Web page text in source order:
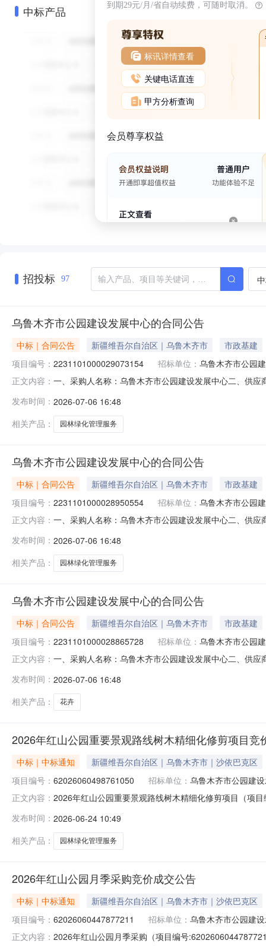
中标产品 到期29元/月/省自动续费，可随时取消。
标讯详情查看
关键电话直连
甲方分析查询
会员尊享权益
招投标 97
乌鲁木齐市公园建设发展中心的合同公告
中标｜合同公告 新疆维吾尔自治区｜乌鲁木齐市
市政基建
项目编号： 2231101000029073154 招标单位： 乌鲁木齐市公园
正文内容： 一、采购人名称：乌鲁木齐市公园建设发展中心二、供
1.009000090000服务要求或标的基本概况：七、其它事
发布时间： 2026-07-06 16:48
相关产品：
园林绿化管理服务
乌鲁木齐市公园建设发展中心的合同公告
中标｜合同公告 新疆维吾尔自治区｜乌鲁木齐市
市政基建
项目编号： 2231101000028950554 招标单位： 乌鲁木齐市公园
正文内容： 一、采购人名称：乌鲁木齐市公园建设发展中心二、供
1.004400044000服务要求或标的基本概况：七、其它事
发布时间： 2026-07-06 16:48
相关产品：
园林绿化管理服务
乌鲁木齐市公园建设发展中心的合同公告
中标｜合同公告 新疆维吾尔自治区｜乌鲁木齐市
市政基建
项目编号： 2231101000028865728 招标单位： 乌鲁木齐市公园
正文内容： 一、采购人名称：乌鲁木齐市公园建设发展中心二、供
要求或标的基本概况：七、其它事项：详见附件中的合
发布时间： 2026-07-06 16:48
相关产品：
花卉
2026年红山公园重要景观路线树木精细化修剪项目竞
中标｜中标通知
新疆维吾尔自治区｜乌鲁木齐市｜沙依巴克区
项目编号： 62026060498761050 招标单位： 乌鲁木齐市公园建
正文内容： 2026年红山公园重要景观路线树木精细化修剪项目（项
本级报价起止时间：2026-06-1717:31-2026-06-
发布时间： 2026-06-24 10:49
相关产品：
园林绿化管理服务
2026年红山公园月季采购竞价成交公告
中标｜中标通知
新疆维吾尔自治区｜乌鲁木齐市｜沙依巴克区
项目编号： 62026060447877211 招标单位： 乌鲁木齐市公园建
正文内容： 2026年红山公园月季采购（项目编号